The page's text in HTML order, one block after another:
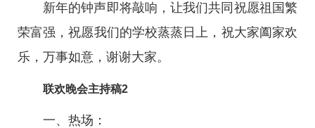
新年的钟声即将敲响，让我们共同祝愿祖国繁
荣富强，祝愿我们的学校蒸蒸日上，祝大家阖家欢
乐，万事如意，谢谢大家。
联欢晚会主持稿2
一、热场：